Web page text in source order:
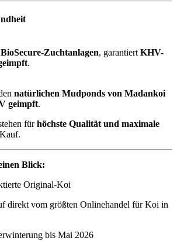
BioSecure-Zuchtanlagen, garantiert KHV-
.
natürlichen Mudponds von Madankoi
geimpft.
fürhöchste Qualität und maximale
Blick:
Original-Koi
direkt vom größten Onlinehandel für Koi in
bis Mai 2026